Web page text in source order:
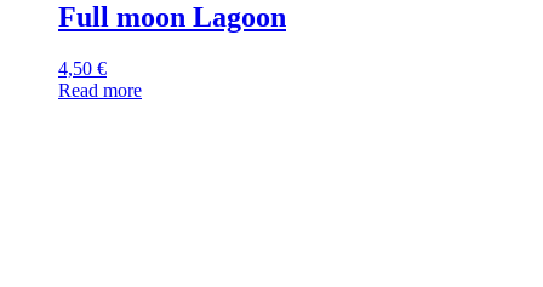
Full moon Lagoon
4,50 €
Read more